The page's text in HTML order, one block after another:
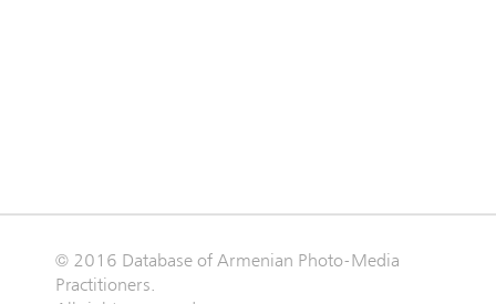
© 2016 Database of Armenian Photo-Media
Practitioners.